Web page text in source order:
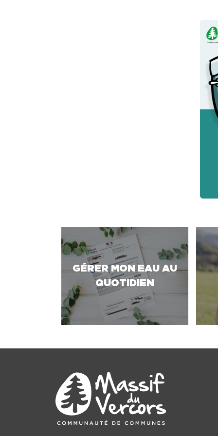
GÉRER MON EAU AU
QUOTIDIEN